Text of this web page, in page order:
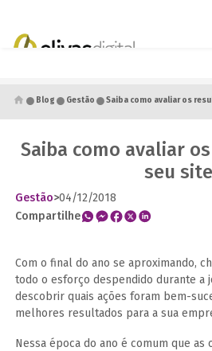
● Blog ● Gestão ●Saiba como avaliar os
Saiba como avaliar
seu site
Gestão>04/12/2018
Compartilhe
Com o final do ano se aproximando,
todo o esforço despendido durante a
descobrir quais ações foram bem-
melhores resultados para a sua
Nessa época do ano é comum que as